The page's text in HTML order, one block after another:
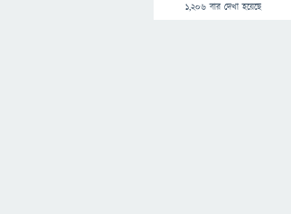
1,206বার দেখা হয়েছে